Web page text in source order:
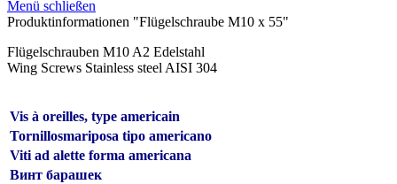
Menü schließen
Produktinformationen "Flügelschraube M10 x 55"
Flügelschrauben M10 A2 Edelstahl
Wing Screws Stainless steel AISI 304
Vis à oreilles, type americain
Tornillosmariposa tipo americano
Viti ad alette forma americana
Винт барашек